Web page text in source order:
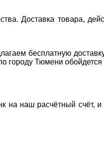
Доставка товара,
бесплатную
городу Тюмени
на наш расчётный